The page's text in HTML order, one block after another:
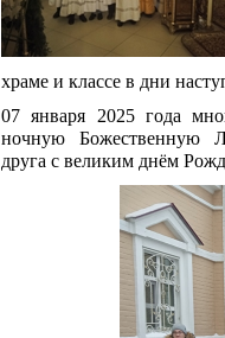
храме и классе в дни
07 января 2025 года
ночную Божественную
друга с великим днём